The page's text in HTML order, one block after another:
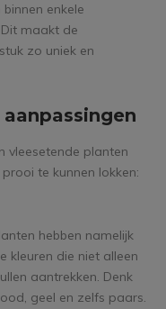
enkele
maakt de
zo uniek en
vleesetende planten
te kunnen lokken:
hebben namelijk
kleuren die niet alleen
aantrekken. Denk
geel en zelfs paars.